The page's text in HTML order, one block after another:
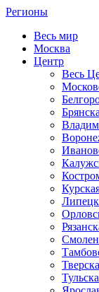
Регионы
Весь мир
Москва
Центр
Весь